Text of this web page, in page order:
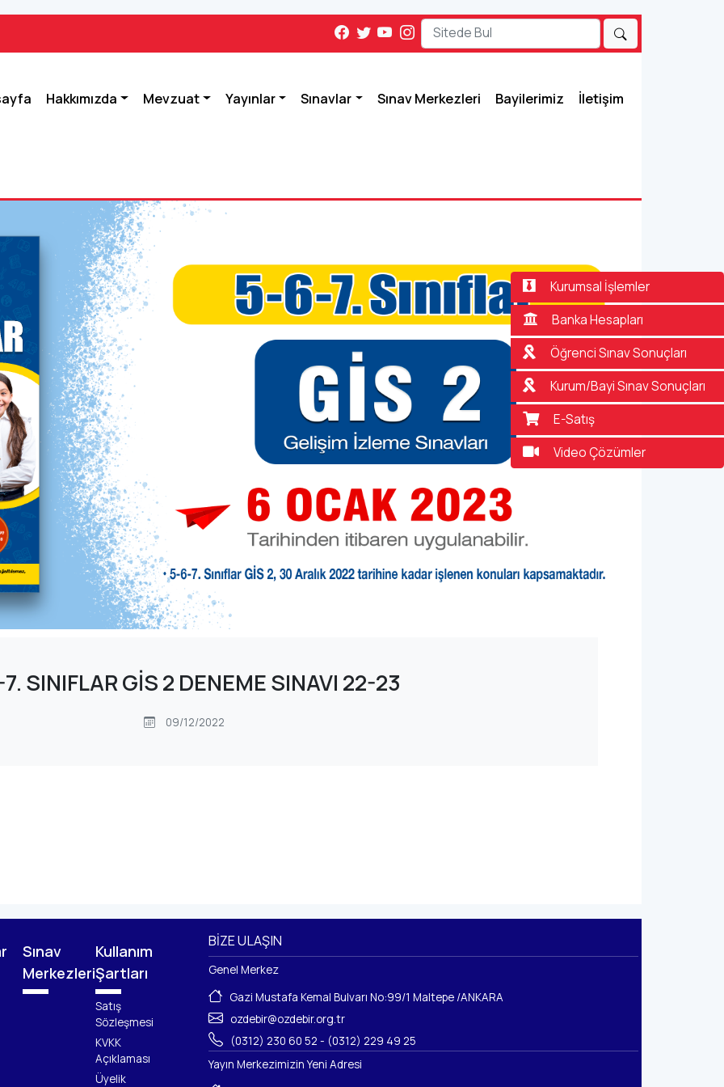
Kurumsal İşlemler
Banka Hesapları
Öğrenci Sınav Sonuçları
Kurum/Bayi Sınav Sonuçları
E-Satış
Video Çözümler
Hakkımızda Mevzuat Yayınlar Sınavlar Sınav Merkezleri Bayilerimiz İletişim
SINIFLAR GİS 2 DENEME SINAVI 22-23
09/12/2022
Sınav
Merkezleri
Kullanım
Şartları
Satış
Sözleşmesi
KVKK
Açıklaması
Üyelik
BIZE ULAŞIN
Genel Merkez
Gazi Mustafa Kemal Bulvarı No:99/1 Maltepe /ANKARA
ozdebir@ozdebir.org.tr
(0312) 230 60 52 - (0312) 229 49 25
Yayın Merkezimizin Yeni Adresi